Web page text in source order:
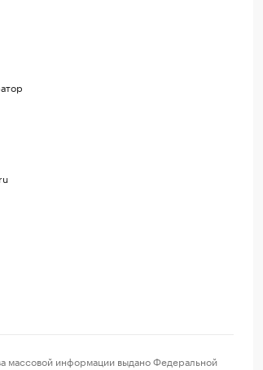
информации выдано Федеральной